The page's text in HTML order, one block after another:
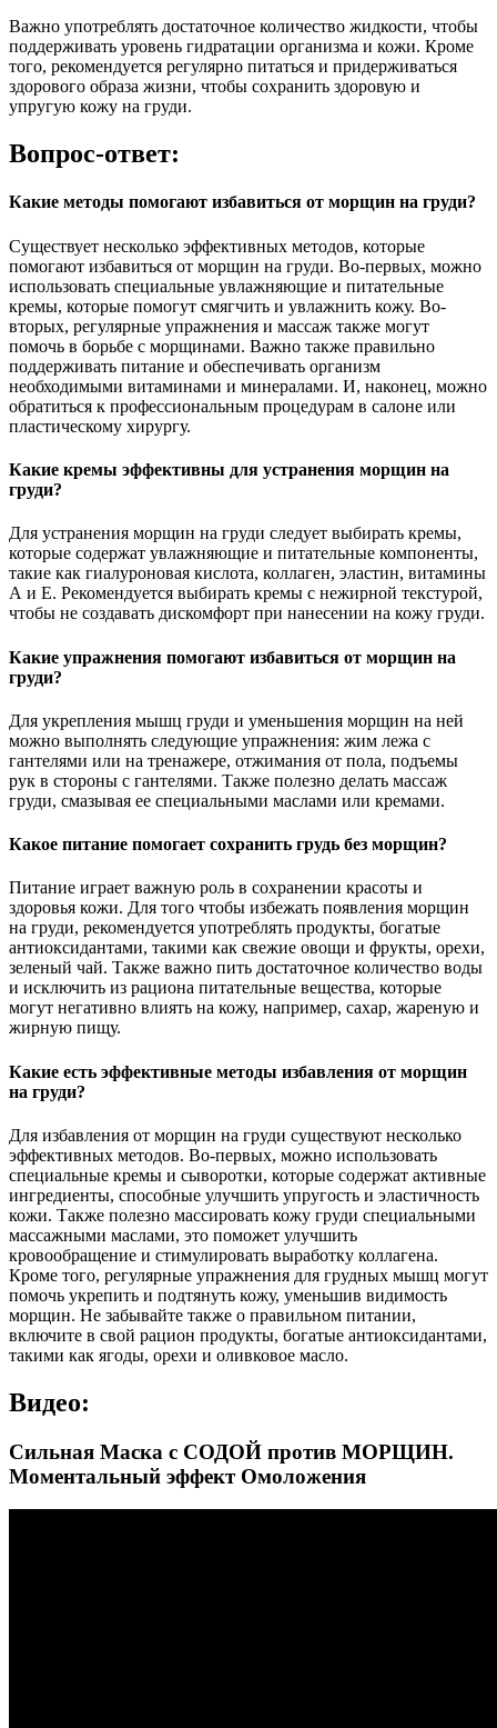
Важно употреблять достаточное количество жидкости, чтобы
поддерживать уровень гидратации организма и кожи. Кроме
того, рекомендуется регулярно питаться и придерживаться
здорового образа жизни, чтобы сохранить здоровую и
упругую кожу на груди.
Вопрос-ответ:
Какие методы помогают избавиться от морщин на груди?
Существует несколько эффективных методов, которые
помогают избавиться от морщин на груди. Во-первых, можно
использовать специальные увлажняющие и питательные
кремы, которые помогут смягчить и увлажнить кожу. Во-
вторых, регулярные упражнения и массаж также могут
помочь в борьбе с морщинами. Важно также правильно
поддерживать питание и обеспечивать организм
необходимыми витаминами и минералами. И, наконец, можно
обратиться к профессиональным процедурам в салоне или
пластическому хирургу.
Какие кремы эффективны для устранения морщин на
груди?
Для устранения морщин на груди следует выбирать кремы,
которые содержат увлажняющие и питательные компоненты,
такие как гиалуроновая кислота, коллаген, эластин, витамины
А и Е. Рекомендуется выбирать кремы с нежирной текстурой,
чтобы не создавать дискомфорт при нанесении на кожу груди.
Какие упражнения помогают избавиться от морщин на
груди?
Для укрепления мышц груди и уменьшения морщин на ней
можно выполнять следующие упражнения: жим лежа с
гантелями или на тренажере, отжимания от пола, подъемы
рук в стороны с гантелями. Также полезно делать массаж
груди, смазывая ее специальными маслами или кремами.
Какое питание помогает сохранить грудь без морщин?
Питание играет важную роль в сохранении красоты и
здоровья кожи. Для того чтобы избежать появления морщин
на груди, рекомендуется употреблять продукты, богатые
антиоксидантами, такими как свежие овощи и фрукты, орехи,
зеленый чай. Также важно пить достаточное количество воды
и исключить из рациона питательные вещества, которые
могут негативно влиять на кожу, например, сахар, жареную и
жирную пищу.
Какие есть эффективные методы избавления от морщин
на груди?
Для избавления от морщин на груди существуют несколько
эффективных методов. Во-первых, можно использовать
специальные кремы и сыворотки, которые содержат активные
ингредиенты, способные улучшить упругость и эластичность
кожи. Также полезно массировать кожу груди специальными
массажными маслами, это поможет улучшить
кровообращение и стимулировать выработку коллагена.
Кроме того, регулярные упражнения для грудных мышц могут
помочь укрепить и подтянуть кожу, уменьшив видимость
морщин. Не забывайте также о правильном питании,
включите в свой рацион продукты, богатые антиоксидантами,
такими как ягоды, орехи и оливковое масло.
Видео:
Сильная Маска с СОДОЙ против МОРЩИН.
Моментальный эффект Омоложения